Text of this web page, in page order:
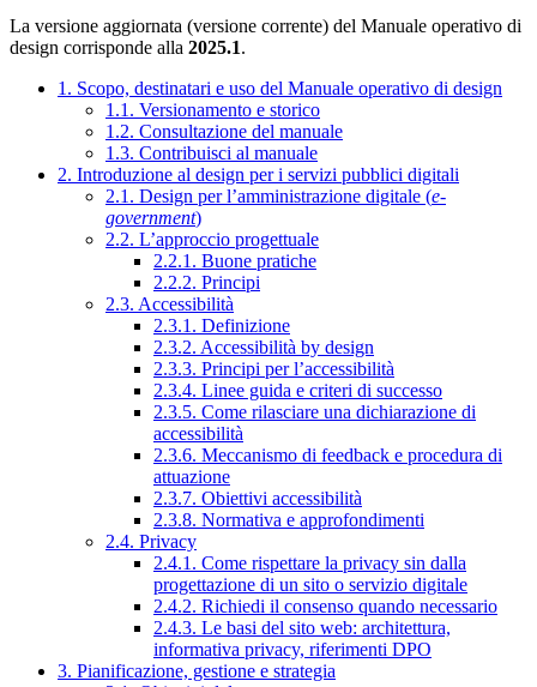
La versione aggiornata (versione corrente) del Manuale operativo di
design corrisponde alla 2025.1.
1. Scopo, destinatari e uso del Manuale operativo di design
1.1. Versionamento e storico
1.2. Consultazione del manuale
1.3. Contribuisci al manuale
2. Introduzione al design per i servizi pubblici digitali
2.1. Design per l’amministrazione digitale (e-
government)
2.2. L’approccio progettuale
2.2.1. Buone pratiche
2.2.2. Principi
2.3. Accessibilità
2.3.1. Definizione
2.3.2. Accessibilità by design
2.3.3. Principi per l’accessibilità
2.3.4. Linee guida e criteri di successo
2.3.5. Come rilasciare una dichiarazione di
accessibilità
2.3.6. Meccanismo di feedback e procedura di
attuazione
2.3.7. Obiettivi accessibilità
2.3.8. Normativa e approfondimenti
2.4. Privacy
2.4.1. Come rispettare la privacy sin dalla
progettazione di un sito o servizio digitale
2.4.2. Richiedi il consenso quando necessario
2.4.3. Le basi del sito web: architettura,
informativa privacy, riferimenti DPO
3. Pianificazione, gestione e strategia